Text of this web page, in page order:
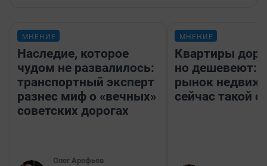
МНЕНИЕ
Наследие, которое
чудом не развалилось:
транспортный эксперт
разнес миф о «вечных»
советских дорогах
Олег Арефьев
МНЕНИЕ
Квартиры
но дешевеют:
рынок
сейчас такой